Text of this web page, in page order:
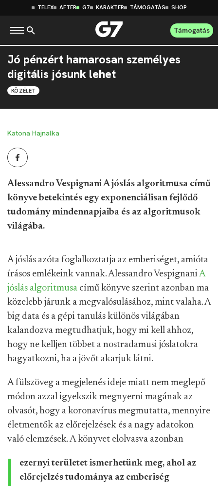
TELEX AFTER G7 KARAKTER TÁMOGATÁS SHOP
Támogatás
Jó pénzért hamarosan személyes
digitális jósunk lehet
KÖZÉLET
Katona Hajnalka
Alessandro Vespignani A jóslás algoritmusa című
könyve betekintés egy exponenciálisan fejlődő
tudomány mindennapjaiba és az algoritmusok
világába.
A jóslás azóta foglalkoztatja az emberiséget, amióta
írásos emlékeink vannak. Alessandro VespignaniA
jóslás algoritmusa című könyve szerint azonban ma
közelebb járunk a megvalósulásához, mint valaha. A
big data és a gépi tanulás különös világában
kalandozva megtudhatjuk, hogy mi kell ahhoz,
hogy ne kelljen többet a nostradamusi jóslatokra
hagyatkozni, ha a jövőt akarjuk látni.
A fülszöveg a megjelenés ideje miatt nem meglepő
módon azzal igyekszik megnyerni magának az
olvasót, hogy a koronavírus megmutatta, mennyire
életmentők az előrejelzések és a nagy adatokon
való elemzések. A könyvet elolvasva azonban
ezernyi területet ismerhetünk meg, ahol az
előrejelzés tudománya az emberiség